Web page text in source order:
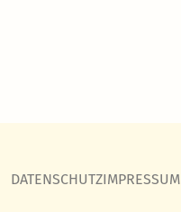
DATENSCHUTZIMPRESSUM